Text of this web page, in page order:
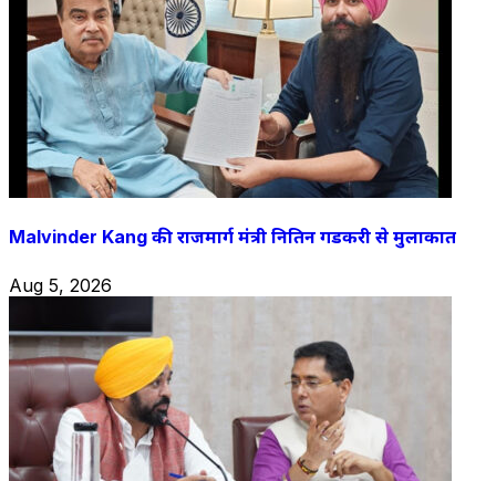
Malvinder Kang की राजमार्ग मंत्री नितिन गडकरी से मुलाकात
Aug 5, 2026